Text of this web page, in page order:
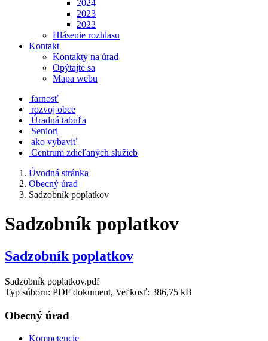
2024
2023
2022
Hlásenie rozhlasu
Kontakt
Kontakty na úrad
Opýtajte sa
Mapa webu
farnosť
rozvoj obce
Úradná tabuľa
Seniori
ako vybaviť
Centrum zdieľaných služieb
Úvodná stránka
Obecný úrad
Sadzobník poplatkov
Sadzobník poplatkov
Sadzobník poplatkov
Sadzobník poplatkov.pdf
Typ súboru: PDF dokument, Veľkosť: 386,75 kB
Obecný úrad
Kompetencie